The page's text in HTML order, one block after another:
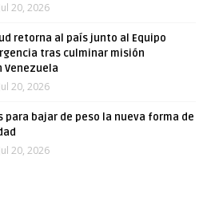
Jul 20, 2026
retorna al país junto al Equipo
tras culminar misión
Venezuela
Jul 20, 2026
para bajar de peso la nueva forma de
Jul 20, 2026